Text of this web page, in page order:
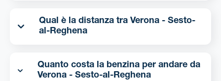
Qual è la distanza tra Verona - Sesto-
al-Reghena
Quanto costa la benzina per andare da
Verona - Sesto-al-Reghena